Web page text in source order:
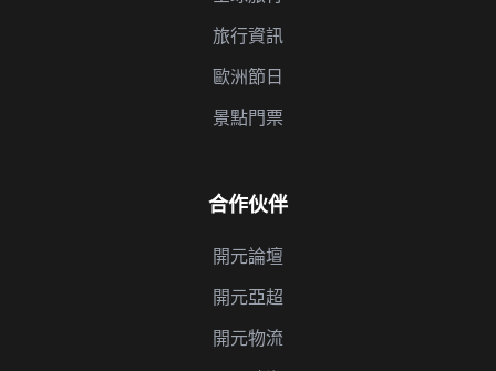
旅行資訊
歐洲節日
景點門票
合作伙伴
開元論壇
開元亞超
開元物流